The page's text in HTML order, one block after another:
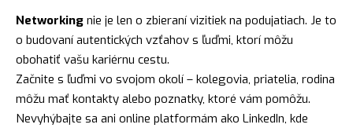
Networking nie je len o zbieraní vizitiek na podujatiach. Je to
o budovaní autentických vzťahov s ľuďmi, ktorí môžu
obohatiť vašu kariérnu cestu.
Začnite s ľuďmi vo svojom okolí – kolegovia, priatelia, rodina
môžu mať kontakty alebo poznatky, ktoré vám pomôžu.
Nevyhýbajte sa ani online platformám ako LinkedIn, kde